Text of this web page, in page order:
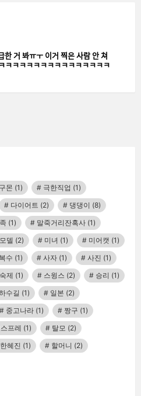
거 봐ㅠㅜ 이거 찍은 사람 안 쳐
ㅋㅋㅋㅋㅋㅋㅋㅋㅋㅋㅋㅋㅋㅋㅋㅋㅋ
구몬 (1) 극한직업 (1)
다이어트 (2) 댕댕이 (8)
(1) 말죽거리잔혹사 (1)
모델 (2) 미녀 (1) 미어캣 (1)
복수 (1) 사자 (1) 사진 (1)
숙제 (1) 스윙스 (2) 승리 (1)
수길 (1) 일본 (2)
중고나라 (1) 짱구 (1)
프레 (1) 탈모 (2)
한혜진 (1) 할머니 (2)